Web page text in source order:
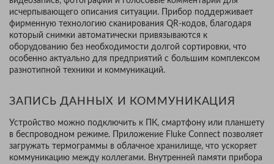
исчерпывающего описания ситуации. Прибор поддерживает
фирменную технологию сканирования QR-кодов, благодаря
который снимки автоматически привязываются к
оборудованию без необходимости долгой сортировки, что
особенно актуально для предприятий с большим комплексом
разнотипной техники и коммуникаций.
ЗАПИСЬ ДАННЫХ И КОММУНИКАЦИЯ
Устройство можно подключить к ПК, смартфону или планшету
в беспроводном режиме. Приложение Fluke Connect позволяет
загружать термограммы в облачное хранилище, что ускоряет
коммуникацию между коллегами. Внутренней памяти прибора